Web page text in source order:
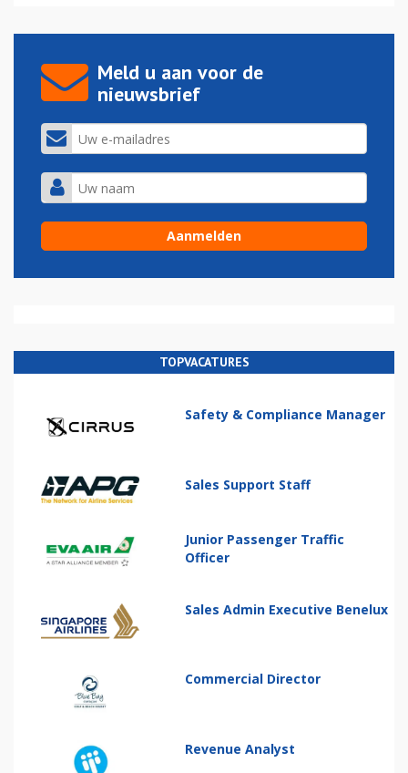
Meld u aan voor de
nieuwsbrief
TOPVACATURES
Safety & Compliance Manager
Sales Support Staff
Junior Passenger Traffic
Officer
Sales Admin Executive Benelux
Commercial Director
Revenue Analyst